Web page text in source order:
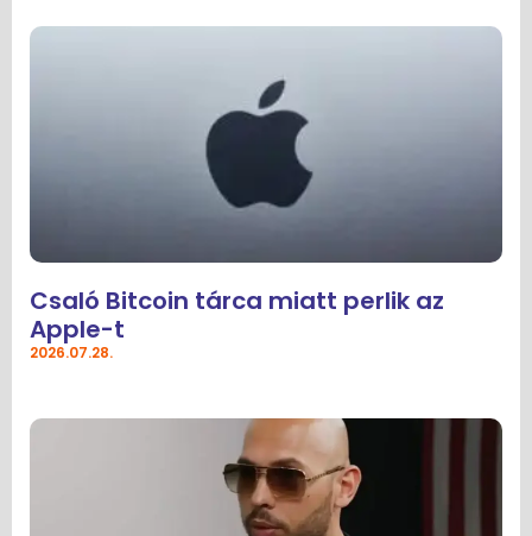
Csaló Bitcoin tárca miatt perlik az
Apple-t
2026.07.28.